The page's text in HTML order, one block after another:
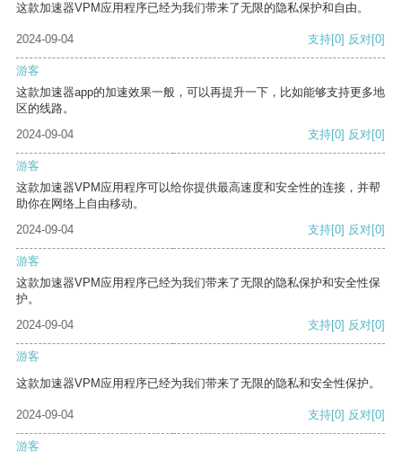
这款加速器VPM应用程序已经为我们带来了无限的隐私保护和自由。
2024-09-04 支持[0] 反对[0]
游客
这款加速器app的加速效果一般，可以再提升一下，比如能够支持更多地
区的线路。
2024-09-04
支持[0] 反对[0]
游客
这款加速器VPM应用程序可以给你提供最高速度和安全性的连接，并帮
助你在网络上自由移动。
2024-09-04
支持[0] 反对[0]
游客
这款加速器VPM应用程序已经为我们带来了无限的隐私保护和安全性保
护。
2024-09-04
支持[0] 反对[0]
游客
这款加速器VPM应用程序已经为我们带来了无限的隐私和安全性保护。
2024-09-04 支持[0] 反对[0]
游客